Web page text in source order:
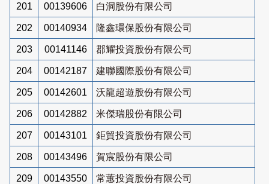
201 00139606 白洞股份有限公司
202 00140934 隆鑫環保股份有限公司
203 00141146 郡耀投資股份有限公司
204 00142187 建聯國際股份有限公司
205 00142601 沃龍超遊股份有限公司
206 00142882 米傑瑞股份有限公司
207 00143101 鉅貿投資股份有限公司
208 00143496 賀宸股份有限公司
209 00143550 常蕙投資股份有限公司